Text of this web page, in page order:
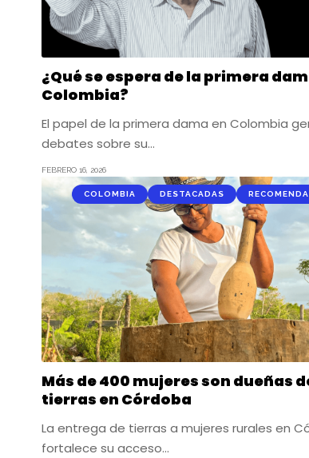
¿Qué se espera de la primera
Colombia?
El papel de la primera dama en Colombia
debates sobre su…
FEBRERO 16, 2026
COLOMBIA DESTACADAS
Más de 400 mujeres son dueñas
tierras en Córdoba
La entrega de tierras a mujeres rurales en
fortalece su acceso…